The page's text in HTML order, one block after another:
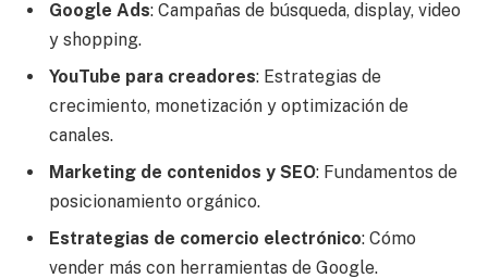
Google Ads: Campañas de búsqueda, display, video
y shopping.
YouTube para creadores: Estrategias de
crecimiento, monetización y optimización de
canales.
Marketing de contenidos y SEO: Fundamentos de
posicionamiento orgánico.
Estrategias de comercio electrónico: Cómo
vender más con herramientas de Google.